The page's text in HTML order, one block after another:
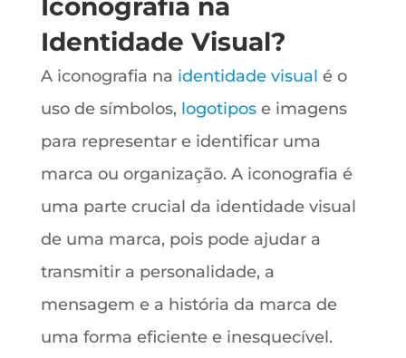
Iconografia na
Identidade Visual?
A iconografia na identidade visual é o
uso de símbolos, logotipose imagens
para representar e identificar uma
marca ou organização. A iconografia é
uma parte crucial da identidade visual
de uma marca, pois pode ajudar a
transmitir a personalidade, a
mensagem e a história da marca de
uma forma eficiente e inesquecível.